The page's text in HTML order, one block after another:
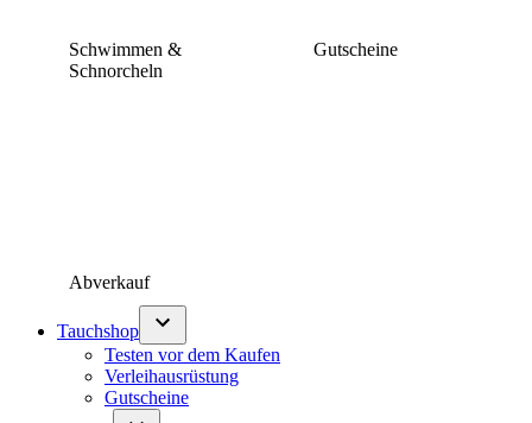
Schwimmen &
Schnorcheln
Gutscheine
Abverkauf
Tauchshop
Testen vor dem Kaufen
Verleihausrüstung
Gutscheine